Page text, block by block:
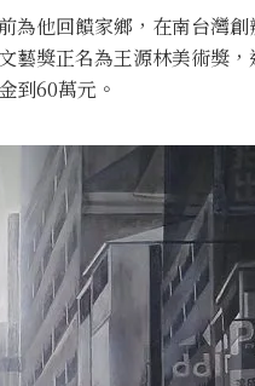
為他回饋家鄉，在南台灣
藝獎正名為王源林美術獎
到60萬元。